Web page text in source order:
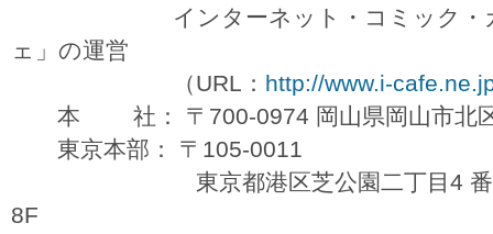
インターネット・コミック・カ
ェ」の運営
（URL： http://www.i-
本 社： 〒700-0974 岡山県岡山市北区
東京本部： 〒105-0011
東京都港区芝公園二丁目4 番1 号
8F